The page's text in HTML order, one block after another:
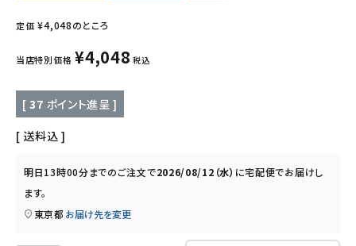
フード・ドリンク
ブランド
定期購入
オリジナルブランド
ナチュラムーン
定価 ¥4,048のところ
当店特別価格 ¥4,048 税込
[ 37 ポイント進呈 ]
送料込
明日13時00分までのご注文で2026/08/12（水） に宅配便でお届けし
ます。
東京都 お届け先を変更